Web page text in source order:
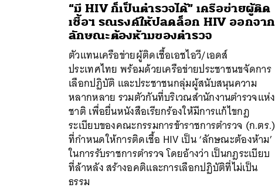
“มี HIV ก็เป็นตำรวจได้” เครือข่ายผู้ติด
เชื้อฯ รณรงค์ให้ปลดล็อก HIV ออกจาก
ลักษณะต้องห้ามของตำรวจ
ตัวแทนเครือข่ายผู้ติดเชื้อเอชไอวี/เอดส์
ประเทศไทย พร้อมด้วยเครือข่ายประชาชนขจัดการ
เลือกปฏิบัติ และประชาชนกลุ่มผู้สนับสนุนความ
หลากหลาย รวมตัวกันที่บริเวณสำนักงานตำรวจแห่ง
ชาติ เพื่อยื่นหนังสือเรียกร้องให้มีการแก้ไขกฎ
ระเบียบของคณะกรรมการข้าราชการตำรวจ (ก.ตร.)
ที่กำหนดให้การติดเชื้อ HIV เป็น ‘ลักษณะต้องห้าม’
ในการรับราชการตำรวจ โดยอ้างว่า เป็นกฎระเบียบ
ที่ล้าหลัง สร้างอคติและการเลือกปฏิบัติที่ไม่เป็น
ธรรม